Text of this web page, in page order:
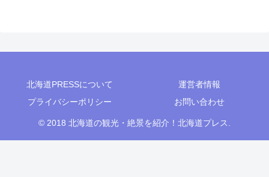
北海道PRESSについて
運営者情報
プライバシーポリシー
お問い合わせ
© 2018 北海道の観光・絶景を紹介！北海道プレス.